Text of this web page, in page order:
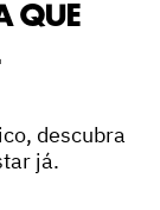
QUE
descubra
já.